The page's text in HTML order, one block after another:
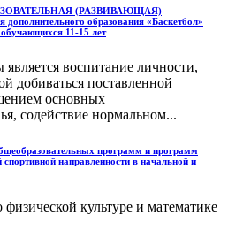
(РАЗВИВАЮЩАЯ)
образования «Баскетбол»
обучающихся 11-15 лет
воспитание личности,
добиваться поставленной
основных
содействие нормальном...
программ и программ
спортивной направленности в начальной и
культуре и математике